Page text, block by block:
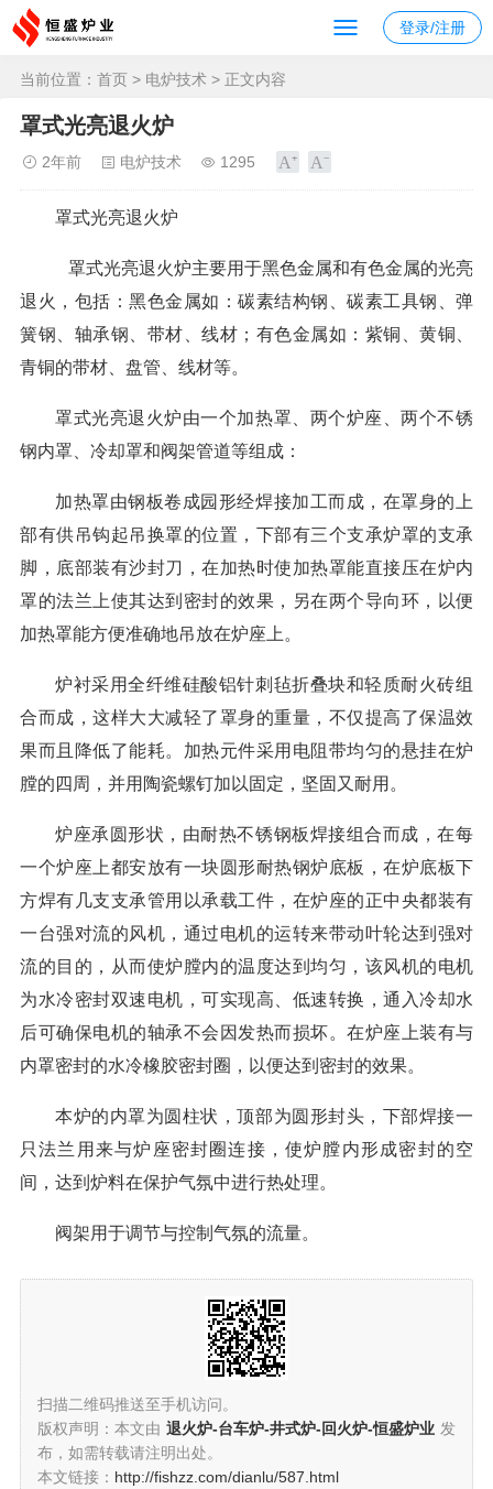
登录/注册
当前位置： 首页 > 电炉技术 > 正文内容
罩式光亮退火炉
2年前 电炉技术 1295
罩式光亮退火炉
罩式光亮退火炉主要用于黑色金属和有色金属的光亮
退火，包括：黑色金属如：碳素结构钢、碳素工具钢、弹
簧钢、轴承钢、带材、线材；有色金属如：紫铜、黄铜、
青铜的带材、盘管、线材等。
罩式光亮退火炉由一个加热罩、两个炉座、两个不锈
钢内罩、冷却罩和阀架管道等组成：
加热罩由钢板卷成园形经焊接加工而成，在罩身的上
部有供吊钩起吊换罩的位置，下部有三个支承炉罩的支承
脚，底部装有沙封刀，在加热时使加热罩能直接压在炉内
罩的法兰上使其达到密封的效果，另在两个导向环，以便
加热罩能方便准确地吊放在炉座上。
炉衬采用全纤维硅酸铝针刺毡折叠块和轻质耐火砖组
合而成，这样大大减轻了罩身的重量，不仅提高了保温效
果而且降低了能耗。加热元件采用电阻带均匀的悬挂在炉
膛的四周，并用陶瓷螺钉加以固定，坚固又耐用。
炉座承圆形状，由耐热不锈钢板焊接组合而成，在每
一个炉座上都安放有一块圆形耐热钢炉底板，在炉底板下
方焊有几支支承管用以承载工件，在炉座的正中央都装有
一台强对流的风机，通过电机的运转来带动叶轮达到强对
流的目的，从而使炉膛内的温度达到均匀，该风机的电机
为水冷密封双速电机，可实现高、低速转换，通入冷却水
后可确保电机的轴承不会因发热而损坏。在炉座上装有与
内罩密封的水冷橡胶密封圈，以便达到密封的效果。
本炉的内罩为圆柱状，顶部为圆形封头，下部焊接一
只法兰用来与炉座密封圈连接，使炉膛内形成密封的空
间，达到炉料在保护气氛中进行热处理。
阀架用于调节与控制气氛的流量。
扫描二维码推送至手机访问。
版权声明：本文由 退火炉-台车炉-井式炉-回火炉-恒盛炉业 发
布，如需转载请注明出处。
本文链接： http://fishzz.com/dianlu/587.html